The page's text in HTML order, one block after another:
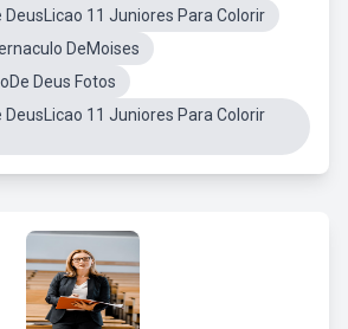
DeusLicao 11 Juniores Para Colorir
DeMoises
Deus Fotos
DeusLicao 11 Juniores Para Colorir